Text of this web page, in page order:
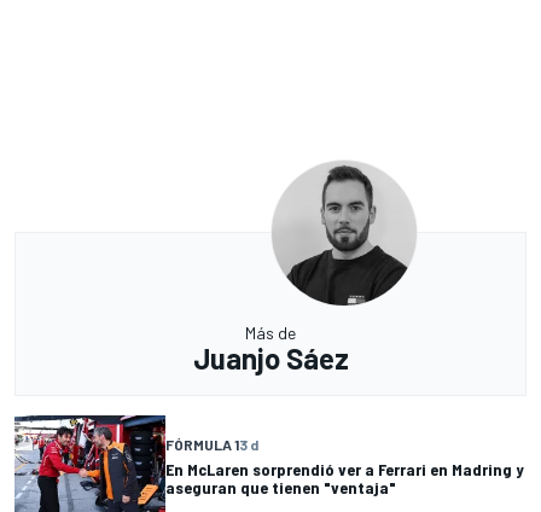
Más de
Juanjo Sáez
FÓRMULA 13 d
En McLaren sorprendió ver a Ferrari en Madring y
aseguran que tienen "ventaja"